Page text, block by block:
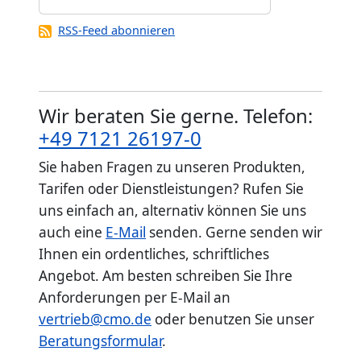
RSS-Feed abonnieren
Wir beraten Sie gerne. Telefon:
+49 7121 26197-0
Sie haben Fragen zu unseren Produkten,
Tarifen oder Dienstleistungen? Rufen Sie
uns einfach an, alternativ können Sie uns
auch eine E-Mail senden. Gerne senden wir
Ihnen ein ordentliches, schriftliches
Angebot. Am besten schreiben Sie Ihre
Anforderungen per E-Mail an
vertrieb@cmo.de oder benutzen Sie unser
Beratungsformular.